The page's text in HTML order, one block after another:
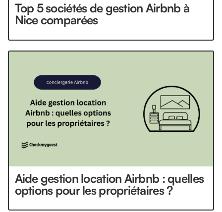
Top 5 sociétés de gestion Airbnb à
Nice comparées
Aide gestion location Airbnb : quelles
options pour les propriétaires ?